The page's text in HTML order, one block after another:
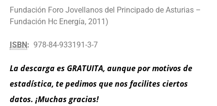
Fundación Foro Jovellanos del Principado de Asturias –
Fundación Hc Energía, 2011)
ISBN: 978-84-933191-3-7
La descarga es GRATUITA, aunque por motivos de
estadística, te pedimos que nos facilites ciertos
datos. ¡Muchas gracias!